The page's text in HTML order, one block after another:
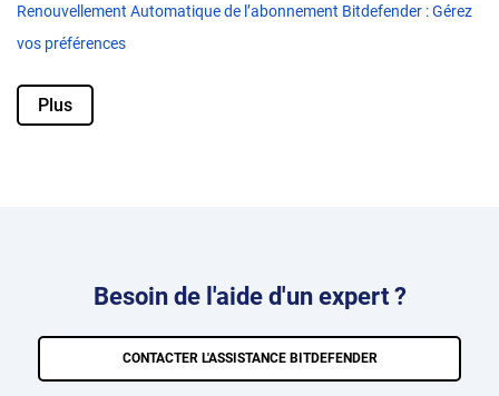
Renouvellement Automatique de l’abonnement Bitdefender : Gérez
vos préférences
Plus
Besoin de l'aide d'un expert ?
CONTACTER L'ASSISTANCE BITDEFENDER